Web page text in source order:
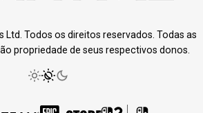
Ltd. Todos os direitos reservados. Todas as
propriedade de seus respectivos donos.